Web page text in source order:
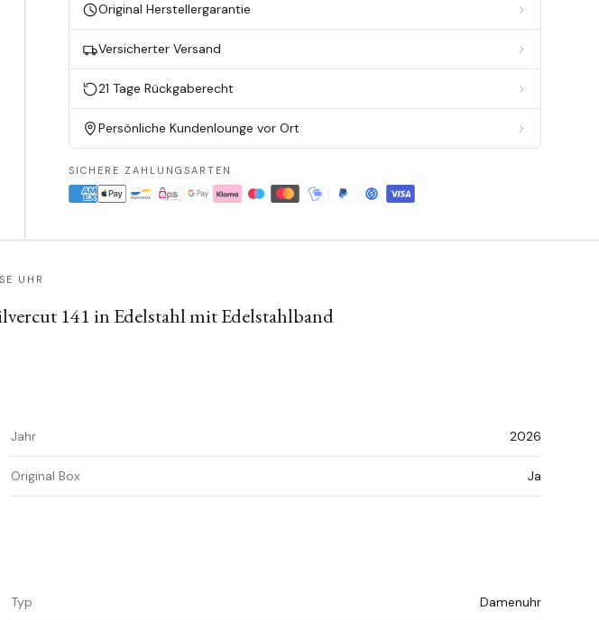
Original Herstellergarantie
Versicherter Versand
21 Tage Rückgaberecht
Persönliche Kundenlounge vor Ort
SICHERE ZAHLUNGSARTEN
UHR
141 in Edelstahl mit Edelstahlband
Jahr 2026
Original Box Ja
Typ Damenuhr